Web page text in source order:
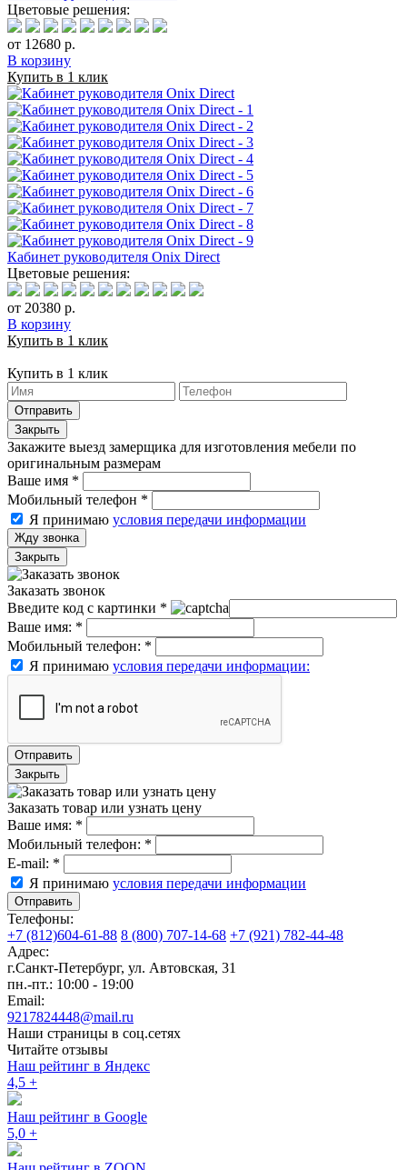
Цветовые решения:
от 12680 р.
В корзину
Купить в 1 клик
Кабинет руководителя Onix Direct
Цветовые решения:
от 20380 р.
В корзину
Купить в 1 клик
Купить в 1 клик
Отправить
Закрыть
Закажите выезд замерщика для изготовления мебели по
оригинальным размерам
Ваше имя *
Мобильный телефон *
Я принимаю условия передачи информации
Жду звонка
Закрыть
Заказать звонок
Введите код с картинки *
Ваше имя: *
Мобильный телефон: *
Я принимаю условия передачи информации:
Отправить
Закрыть
Заказать товар или узнать цену
Ваше имя: *
Мобильный телефон: *
E-mail: *
Я принимаю условия передачи информации
Отправить
Телефоны:
+7 (812)604-61-88 8 (800) 707-14-68 +7 (921) 782-44-48
Адрес:
г.Санкт-Петербург, ул. Автовская, 31
пн.-пт.: 10:00 - 19:00
Email:
9217824448@mail.ru
Наши страницы в соц.сетях
Читайте отзывы
Наш рейтинг в Яндекс
4,5 +
Наш рейтинг в Google
5,0 +